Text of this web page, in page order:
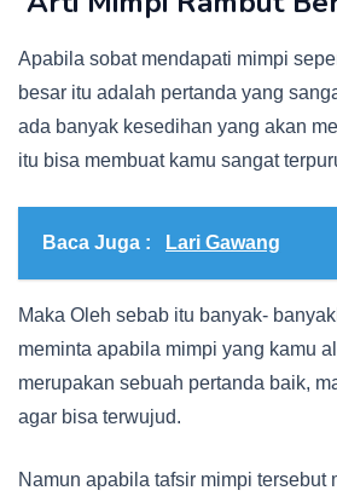
Apabila sobat mendapati mimpi
besar itu adalah pertanda yang
ada banyak kesedihan yang akan
itu bisa membuat kamu sangat
Baca Juga : Lari Gawang
Maka Oleh sebab itu banyak-
meminta apabila mimpi yang kamu
merupakan sebuah pertanda baik,
agar bisa terwujud.
Namun apabila tafsir mimpi tersebut